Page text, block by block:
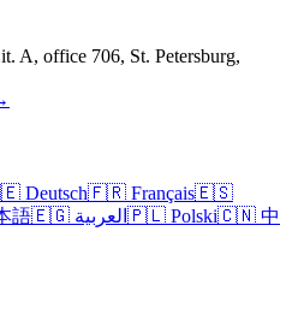
A, office 706, St. Petersburg,
Deutsch🇫🇷 Français🇪🇸
語🇪🇬 العربية 🇵🇱 Polski🇨🇳 中